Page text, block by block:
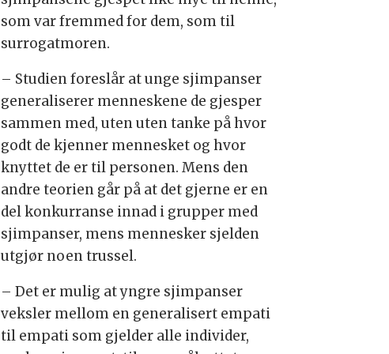
som var fremmed for dem, som til
surrogatmoren.
– Studien foreslår at unge sjimpanser
generaliserer menneskene de gjesper
sammen med, uten uten tanke på hvor
godt de kjenner mennesket og hvor
knyttet de er til personen. Mens den
andre teorien går på at det gjerne er en
del konkurranse innad i grupper med
sjimpanser, mens mennesker sjelden
utgjør noen trussel.
– Det er mulig at yngre sjimpanser
veksler mellom en generalisert empati
til empati som gjelder alle individer,